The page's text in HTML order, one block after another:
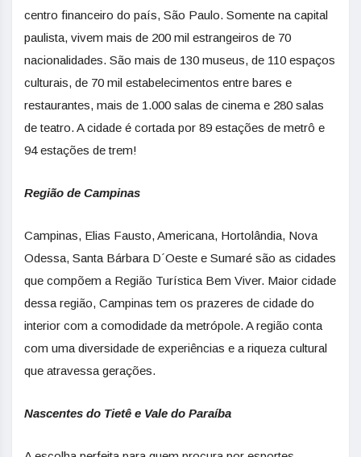
centro financeiro do país, São Paulo. Somente na capital
paulista, vivem mais de 200 mil estrangeiros de 70
nacionalidades. São mais de 130 museus, de 110 espaços
culturais, de 70 mil estabelecimentos entre bares e
restaurantes, mais de 1.000 salas de cinema e 280 salas
de teatro. A cidade é cortada por 89 estações de metrô e
94 estações de trem!
Região de Campinas
Campinas, Elias Fausto, Americana, Hortolândia, Nova
Odessa, Santa Bárbara D´Oeste e Sumaré são as cidades
que compõem a Região Turística Bem Viver. Maior cidade
dessa região, Campinas tem os prazeres de cidade do
interior com a comodidade da metrópole. A região conta
com uma diversidade de experiências e a riqueza cultural
que atravessa gerações.
Nascentes do Tietê e Vale do Paraíba